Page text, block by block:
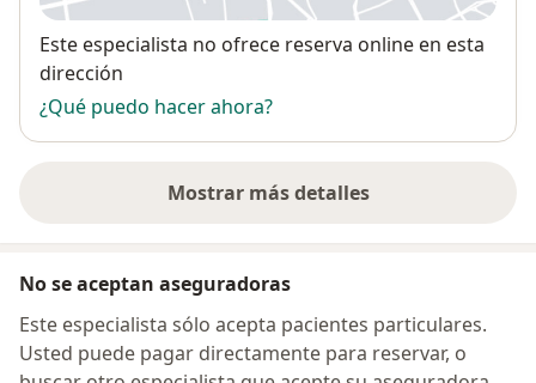
Disponibilidad
Este especialista no ofrece reserva online en esta
dirección
¿Qué puedo hacer ahora?
Mostrar más detalles
sobre la dirección
No se aceptan aseguradoras
Este especialista sólo acepta pacientes particulares.
Usted puede pagar directamente para reservar, o